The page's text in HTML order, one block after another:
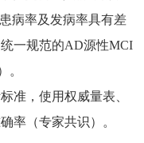
病率及发病率具有差
一规范的AD源性MCI
。
准，使用权威量表、
率（专家共识）。